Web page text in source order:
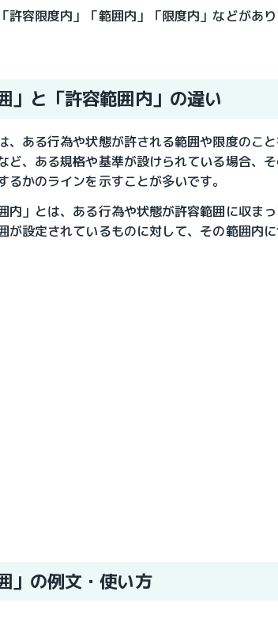
許容限度内」「範囲内」「限度内」などがあり
」と「許容範囲内」の違い
、ある行為や状態が許される範囲や限度のこ
ど、ある規格や基準が設けられている場合、
るかのラインを示すことが多いです。
内」とは、ある行為や状態が許容範囲に収ま
が設定されているものに対して、その範囲内
」の例文・使い方